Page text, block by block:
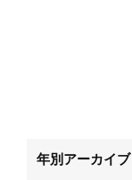
年別アーカイブ